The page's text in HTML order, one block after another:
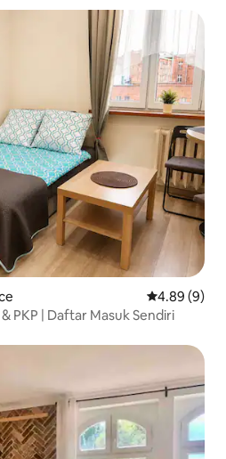
Penarafan
4.89 (9)
PKP | Daftar Masuk Sendiri